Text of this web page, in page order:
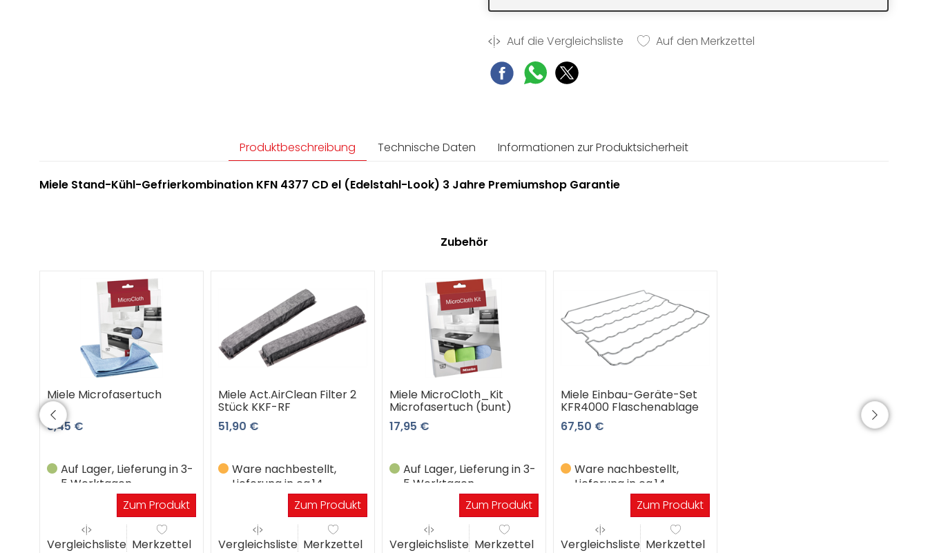
Auf die Vergleichsliste Auf den Merkzettel
Produktbeschreibung Technische Daten Informationen zur Produktsicherheit
Miele Stand-Kühl-Gefrierkombination KFN 4377 CD el (Edelstahl-Look) 3 Jahre Premiumshop Garantie
Zubehör
Miele Microfasertuch
8,45 €
Auf Lager, Lieferung in 3-
5 Werktagen
Zum Produkt
Vergleichsliste Merkzettel
Miele Act.AirClean Filter 2
Stück KKF-RF
51,90 €
Ware nachbestellt,
Lieferung in ca.14
WerktagenZum Produkt
Vergleichsliste Merkzettel
Miele MicroCloth_Kit
Microfasertuch (bunt)
17,95 €
Auf Lager, Lieferung in 3-
5 Werktagen
Zum Produkt
Vergleichsliste Merkzettel
Miele Einbau-Geräte-Set
KFR4000 Flaschenablage
67,50 €
Ware nachbestellt,
Lieferung in ca.14
WerktagenZum Produkt
Vergleichsliste Merkzettel